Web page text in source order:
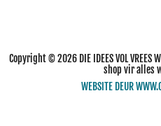
Copyright © 2026 DIE IDEES VOL
shop vir alles
WEBSITE DEUR